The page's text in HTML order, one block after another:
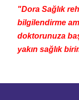
"Dora Sağlık
bilgilendirme
doktorunuza
yakın sağlık